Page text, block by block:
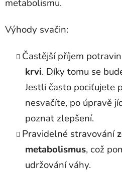
metabolismu.
Výhody svačin:
Častější příjem potravin
krvi. Díky tomu se
Jestli často pociťujete
nesvačíte, po úpravě
poznat zlepšení.
Pravidelné stravování
metabolismus, což
udržování váhy.